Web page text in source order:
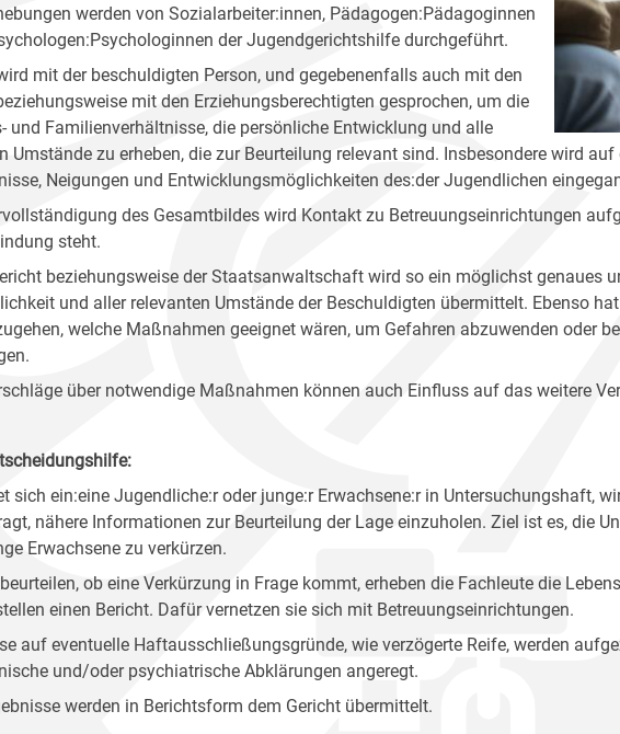
werden von Sozialarbeiter:innen, Pädagogen:Pädagoginnen
der Jugendgerichtshilfe durchgeführt.
mit der beschuldigten Person, und gegebenenfalls auch mit den
mit den Erziehungsberechtigten gesprochen, um die
und Familienverhältnisse, die persönliche Entwicklung und alle
Umstände zu erheben, die zur Beurteilung relevant sind. Insbesondere wird
Neigungen und Entwicklungsmöglichkeiten des:der Jugendlichen
des Gesamtbildes wird Kontakt zu Betreuungseinrichtungen
steht.
beziehungsweise der Staatsanwaltschaft wird so ein möglichst genaues
und aller relevanten Umstände der Beschuldigten übermittelt. Ebenso
welche Maßnahmen geeignet wären, um Gefahren abzuwenden oder
über notwendige Maßnahmen können auch Einfluss auf das weitere
sich ein:eine Jugendliche:r oder junge:r Erwachsene:r in Untersuchungshaft,
nähere Informationen zur Beurteilung der Lage einzuholen. Ziel ist es, die
Erwachsene zu verkürzen.
ob eine Verkürzung in Frage kommt, erheben die Fachleute die
einen Bericht. Dafür vernetzen sie sich mit Betreuungseinrichtungen.
auf eventuelle Haftausschließungsgründe, wie verzögerte Reife, werden
und/oder psychiatrische Abklärungen angeregt.
werden in Berichtsform dem Gericht übermittelt.